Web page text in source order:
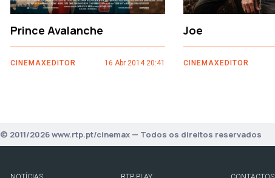
Prince Avalanche
CINEMAXEDITOR 16 Abr 2014 20:41
Joe
CINEMAXEDITOR
© 2011/2026 www.rtp.pt/cinemax — Todos os direitos reservados